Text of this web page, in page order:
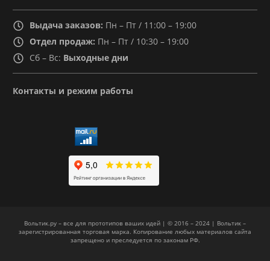
Выдача заказов: Пн – Пт / 11:00 – 19:00
Отдел продаж: Пн – Пт / 10:30 – 19:00
Сб – Вс: Выходные дни
Контакты и режим работы
Вольтик.ру – все для прототипов ваших идей | © 2016 – 2024 | Вольтик –
зарегистрированная торговая марка. Копирование любых материалов сайта
запрещено и преследуется по законам РФ.